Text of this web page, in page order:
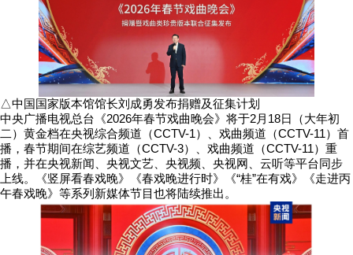
△中国国家版本馆馆长刘成勇发布捐赠及征集计划
中央广播电视总台《2026年春节戏曲晚会》将于2月18日（大年初
二）黄金档在央视综合频道（CCTV-1）、戏曲频道（CCTV-11）首
播，春节期间在综艺频道（CCTV-3）、戏曲频道（CCTV-11）重
播，并在央视新闻、央视文艺、央视频、央视网、云听等平台同步
上线。《竖屏看春戏晚》《春戏晚进行时》《“桂”在有戏》《走进丙
午春戏晚》等系列新媒体节目也将陆续推出。